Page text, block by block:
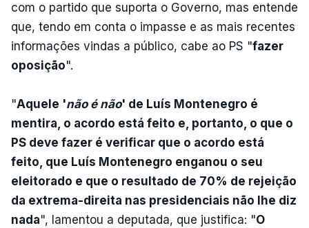
com o partido que suporta o Governo, mas entende
que, tendo em conta o impasse e as mais recentes
informações vindas a público, cabe ao PS "fazer
oposição".
"Aquele 'não é não' de Luís Montenegro é
mentira, o acordo está feito e, portanto, o que o
PS deve fazer é verificar que o acordo está
feito, que Luís Montenegro enganou o seu
eleitorado e que o resultado de 70% de rejeição
da extrema-direita nas presidenciais não lhe diz
nada", lamentou a deputada, que justifica: "O